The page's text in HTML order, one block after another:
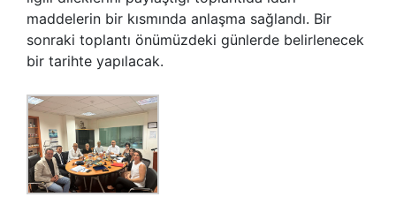
maddelerin bir kısmında anlaşma sağlandı. Bir
sonraki toplantı önümüzdeki günlerde belirlenecek
bir tarihte yapılacak.